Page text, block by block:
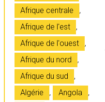
Afrique centrale
,
Afrique de l'est
,
Afrique de l'ouest
,
Afrique du nord
,
Afrique du sud
,
Algérie
, Angola
,